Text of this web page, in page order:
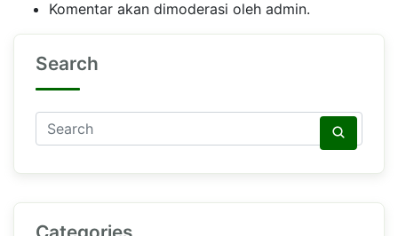
Komentar akan dimoderasi oleh admin.
Search